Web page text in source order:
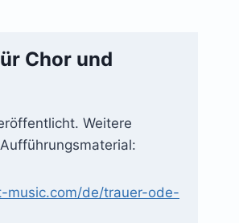
Chor und
Weitere
music.com/de/trauer-ode-